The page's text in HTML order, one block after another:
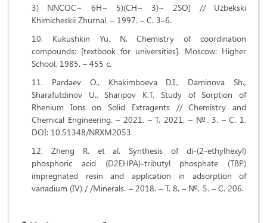
3) NNCOC~ 6H~ 5)(CH~ 3)~ 2SO] // Uzbekski
Khimicheskii Zhurnal. – 1997. – С. 3–6.
Kukushkin Yu. N. Chemistry of coordination
compounds: [textbook for universities]. Moscow: Higher
School, 1985. – 455 c.
Pardaev O., Khakimboeva D.I., Daminova Sh.,
Sharafutdinov U., Sharipov K.T. Study of Sorption of
Rhenium Ions on Solid Extragents // Chemistry and
Chemical Engineering. – 2021. –Т. 2021. – №. 3. –С. 1.
DOI: 10.51348/NRXM2053
Zheng R. et al. Synthesis of di-(2-ethylhexyl)
phosphoric acid (D2EHPA)-tributyl phosphate (TBP)
impregnated resin and application in adsorption of
vanadium (IV) / /Minerals. – 2018. – Т. 8. – №. 5. – С. 206.